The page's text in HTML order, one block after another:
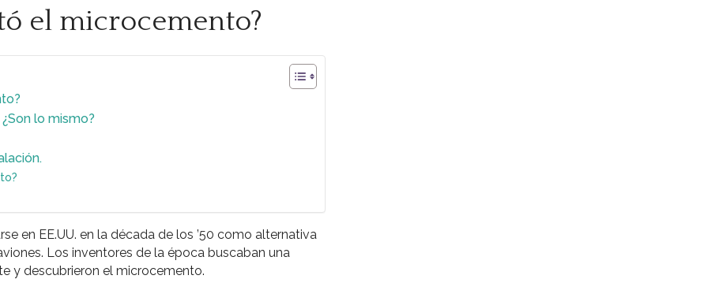
el microcemento?
lo mismo?
en EE.UU. en la década de los ’50 como alternativa
Los inventores de la época buscaban una
y descubrieron el microcemento.